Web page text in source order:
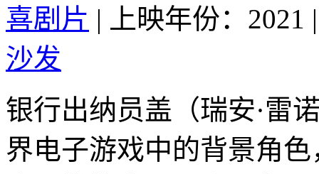
喜剧片 | 上映年份：2021 |
沙发
银行出纳员盖（瑞安·雷
界电子游戏中的背景角